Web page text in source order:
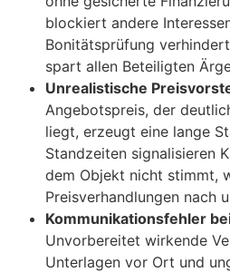
blockiert andere
Bonitätsprüfung
spart allen Beteiligten
Unrealistische
Angebotspreis, der
liegt, erzeugt eine lange
Standzeiten signalisieren
dem Objekt nicht stimmt,
Preisverhandlungen nach
Kommunikationsfehler
Unvorbereitet wirkende
Unterlagen vor Ort und